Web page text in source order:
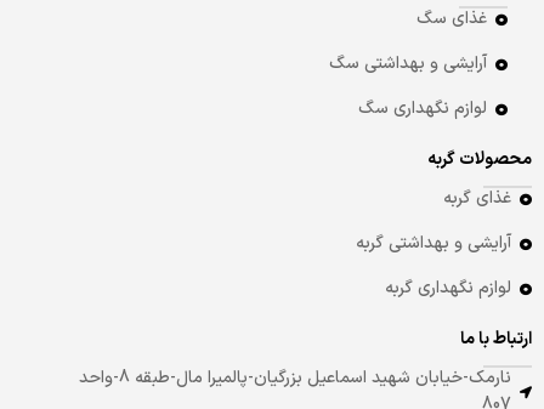
غذای سگ
آرایشی و بهداشتی سگ
لوازم نگهداری سگ
محصولات گربه
غذای گربه
آرایشی و بهداشتی گربه
لوازم نگهداری گربه
ارتباط با ما
نارمک-خیابان شهید اسماعیل بزرگیان-پالمیرا مال-طبقه 8-واحد